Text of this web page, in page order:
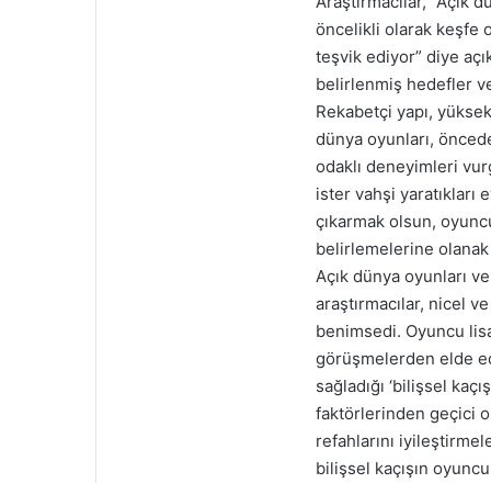
öncelikli olarak keşfe
teşvik ediyor” diye
belirlenmiş hedefler ve
Rekabetçi yapı,
dünya oyunları,
odaklı deneyimleri
ister vahşi yaratıkları
çıkarmak olsun,
belirlemelerine olanak
Açık dünya oyunları
araştırmacılar, nicel
benimsedi. Oyuncu
görüşmelerden elde
sağladığı ‘bilişsel
faktörlerinden geçici
refahlarını
bilişsel kaçışın